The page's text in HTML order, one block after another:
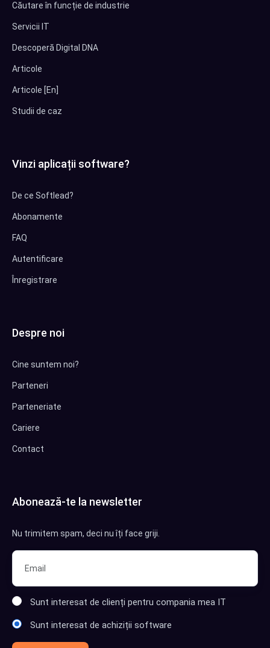
Căutare în funcție de industrie
Servicii IT
Descoperă Digital DNA
Articole
Articole [En]
Studii de caz
Vinzi aplicații software?
De ce Softlead?
Abonamente
FAQ
Autentificare
Înregistrare
Despre noi
Cine suntem noi?
Parteneri
Parteneriate
Cariere
Contact
Abonează-te la newsletter
Nu trimitem spam, deci nu îți face griji.
Sunt interesat de clienți pentru compania mea IT
Sunt interesat de achiziții software